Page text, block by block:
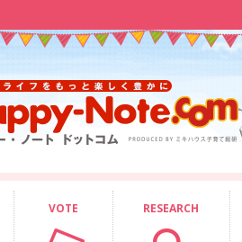
VOTE RESEARCH